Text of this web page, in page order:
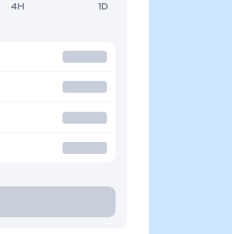
4H 1D